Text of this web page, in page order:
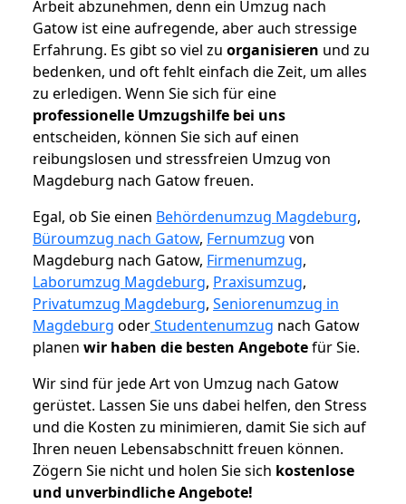
Arbeit abzunehmen, denn ein Umzug nach
Gatow ist eine aufregende, aber auch stressige
Erfahrung. Es gibt so viel zu organisieren und zu
bedenken, und oft fehlt einfach die Zeit, um alles
zu erledigen. Wenn Sie sich für eine
professionelle Umzugshilfe bei uns
entscheiden, können Sie sich auf einen
reibungslosen und stressfreien Umzug von
Magdeburg nach Gatow freuen.
Egal, ob Sie einen Behördenumzug Magdeburg,
Büroumzug nach Gatow, Fernumzug von
Magdeburg nach Gatow, Firmenumzug,
Laborumzug Magdeburg, Praxisumzug,
Privatumzug Magdeburg, Seniorenumzug in
Magdeburg oderStudentenumzug nach Gatow
planen wir haben die besten Angebotefür Sie.
Wir sind für jede Art von Umzug nach Gatow
gerüstet. Lassen Sie uns dabei helfen, den Stress
und die Kosten zu minimieren, damit Sie sich auf
Ihren neuen Lebensabschnitt freuen können.
Zögern Sie nicht und holen Sie sich kostenlose
und unverbindliche Angebote!